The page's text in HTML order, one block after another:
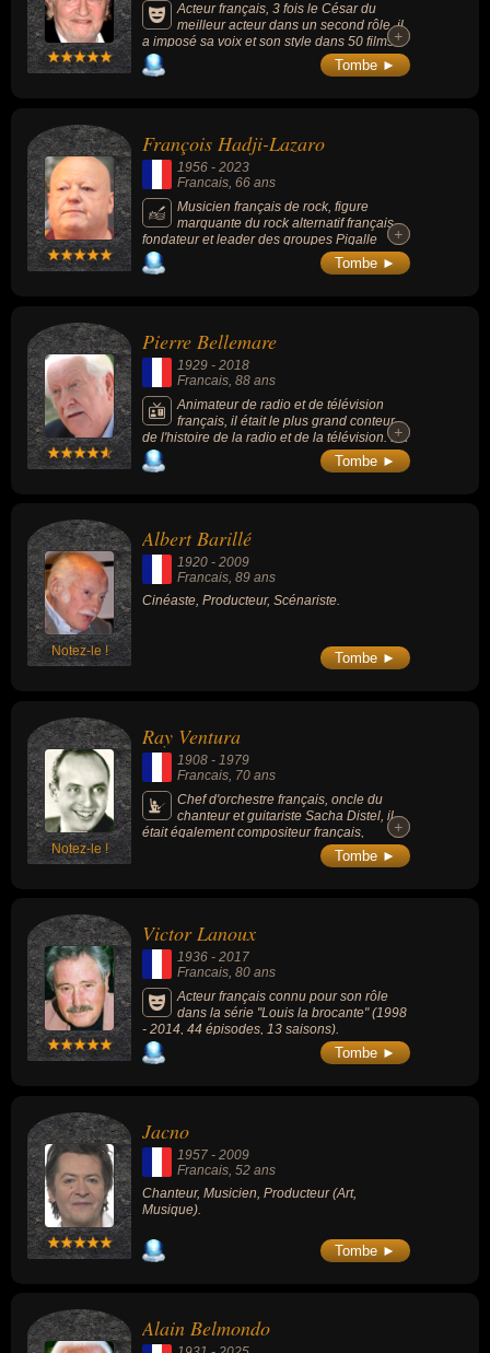
Acteur français, 3 fois le César du
meilleur acteur dans un second rôle, il
a imposé sa voix et son style dans 50 films
environ. Figure de films de Jacques Audiard,
il est connu pour ses rôle dans « Stavisky »
(2009, gangster), « Quai d’Orsay » (2013,
comédie, avec Thierry Lhermitte), « Au revoir
là-haut » (2017, historique, avec Albert
Dupontel).
+
+
Tombe ►
François Hadji-Lazaro
1956 - 2023
Francais, 66 ans
Musicien français de rock, figure
marquante du rock alternatif français,
fondateur et leader des groupes Pigalle
(1982-1998, 2007-2022) et Les Garçons
bouchers (1986-1997).
+
+
Tombe ►
Pierre Bellemare
1929 - 2018
Francais , 88 ans
Animateur de radio et de télévision
français, il était le plus grand conteur
de l'histoire de la radio et de la télévision. Il a
travaillé pour Antenne 2, TF1, RTL, Europe 1.
+
+
Tombe ►
Notez-le !
Albert Barillé
1920 - 2009
Francais, 89 ans
Cinéaste, Producteur, Scénariste.
Tombe ►
Notez-le !
Ray Ventura
1908 - 1979
Francais , 70 ans
Chef d'orchestre français, oncle du
chanteur et guitariste Sacha Distel, il
était également compositeur français,
arrangeur musical et producteur de cinéma,
célèbre pour son orchestre à sketches et ses
France.
+
+
Tombe ►
Victor Lanoux
1936 - 2017
Francais, 80 ans
Acteur français connu pour son rôle
dans la série "Louis la brocante" (1998
- 2014, 44 épisodes, 13 saisons).
Tombe ►
Jacno
1957 - 2009
Francais , 52 ans
Chanteur, Musicien, Producteur (Art,
Musique).
Tombe ►
Alain Belmondo